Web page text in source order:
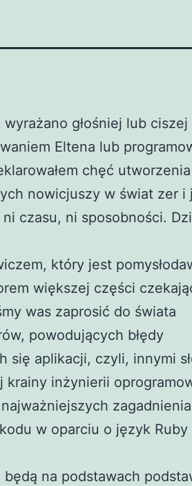
głośniej lub ciszej
Eltena lub
chęć
nowicjuszy w świat zer i
czasu, ni sposobności.
który jest
większej części
was zaprosić do świata
powodujących błędy
się aplikacji, czyli, innymi
krainy inżynierii
w oparciu o język Ruby
na podstawach